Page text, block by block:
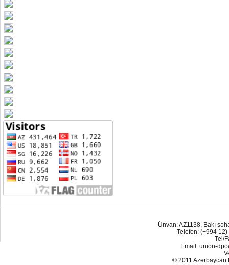
Ünvan: AZ1138, Bakı
Telefon: (+994
Tel/
Email: union-
© 2011 Azərbaycan